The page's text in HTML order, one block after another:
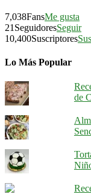
7,038FansMe gusta
21 SeguidoresSeguir
10,400Suscriptores
Lo Más Popular
de